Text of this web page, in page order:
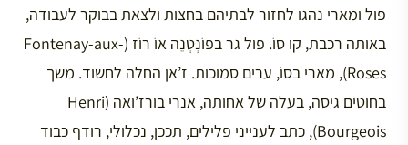
פול ומארי נהגו לחזור לבתיהם בחצות ולצאת בבוקר לעבודה,
באותה רכבת, קו סוֹ. פול גר בפוֹנְטְנֵה אוֹ רוֹז (Fontenay-aux-
Roses), מארי בסוֹ, ערים סמוכות. ז’אן החלה לחשוד. משך
בחוטים גיסה, בעלה של אחותה, אנרי בורז’ואה (Henri
Bourgeois), כתב לענייני פלילים, תככן, נכלולי, רודף כבוד